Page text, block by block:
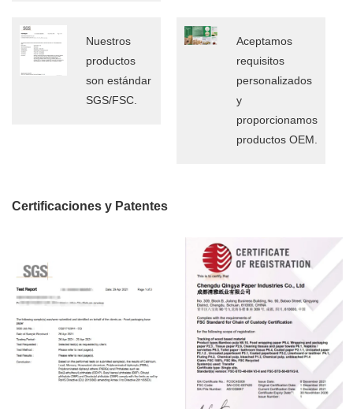
Nuestros
productos
son estándar
SGS/FSC.
Aceptamos
requisitos
personalizados
y
proporcionamos
productos OEM.
Certificaciones y Patentes